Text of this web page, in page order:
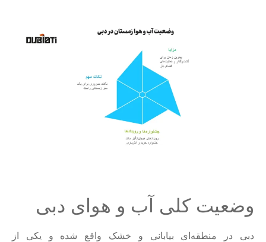
وضعیت کلی آب و هوای دبی
دبی در منطقه‌ای بیابانی و خشک واقع شده و یکی از